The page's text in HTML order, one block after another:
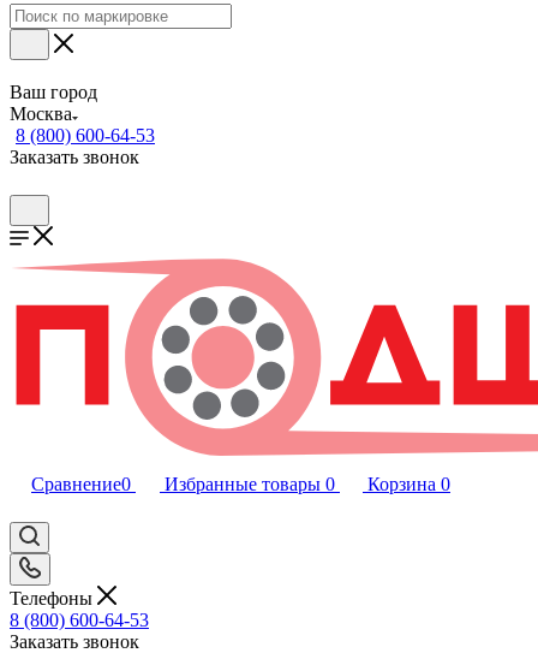
Ваш город
Москва
8 (800) 600-64-53
Заказать звонок
Сравнение0 Избранные товары 0 Корзина 0
Телефоны
8 (800) 600-64-53
Заказать звонок